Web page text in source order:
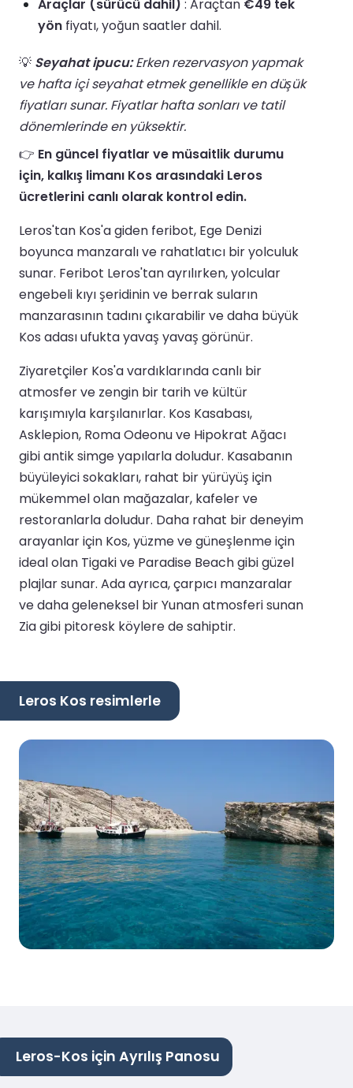
Araçlar (sürücü dahil) : Araçtan €49 tek
yön fiyatı, yoğun saatler dahil.
💡 Seyahat ipucu:Erken rezervasyon yapmak
ve hafta içi seyahat etmek genellikle en düşük
fiyatları sunar. Fiyatlar hafta sonları ve tatil
dönemlerinde en yüksektir.
👉 En güncel fiyatlar ve müsaitlik durumu
için, kalkış limanı Kos arasındaki Leros
ücretlerini canlı olarak kontrol edin.
Leros'tan Kos'a giden feribot, Ege Denizi
boyunca manzaralı ve rahatlatıcı bir yolculuk
sunar. Feribot Leros'tan ayrılırken, yolcular
engebeli kıyı şeridinin ve berrak suların
manzarasının tadını çıkarabilir ve daha büyük
Kos adası ufukta yavaş yavaş görünür.
Ziyaretçiler Kos'a vardıklarında canlı bir
atmosfer ve zengin bir tarih ve kültür
karışımıyla karşılanırlar. Kos Kasabası,
Asklepion, Roma Odeonu ve Hipokrat Ağacı
gibi antik simge yapılarla doludur. Kasabanın
büyüleyici sokakları, rahat bir yürüyüş için
mükemmel olan mağazalar, kafeler ve
restoranlarla doludur. Daha rahat bir deneyim
arayanlar için Kos, yüzme ve güneşlenme için
ideal olan Tigaki ve Paradise Beach gibi güzel
plajlar sunar. Ada ayrıca, çarpıcı manzaralar
ve daha geleneksel bir Yunan atmosferi sunan
Zia gibi pitoresk köylere de sahiptir.
Leros Kos resimlerle
Leros-Kos için Ayrılış Panosu